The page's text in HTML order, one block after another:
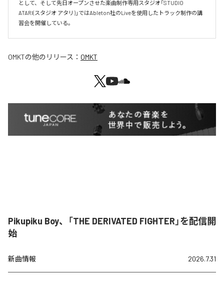
として、そして先日オープンさせた楽曲制作専用スタジオ「STUDIO
ATARI(スタジオ アタリ)」ではAbleton社のLiveを使用したトラック制作の講
習会を開催している。
OMKTの他のリリース： OMKT
Pikupiku Boy、「THE DERIVATED FIGHTER」を配信開
始
新曲情報 2026.7.31